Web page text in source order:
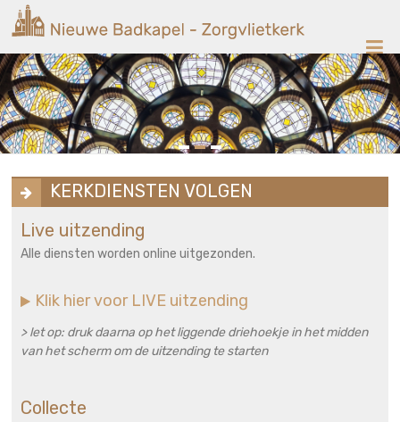
naar
inhoud
Nieuwe
Badkapel
Kerk
op
Scheveningen
KERKDIENSTEN VOLGEN
Live uitzending
Alle diensten worden online uitgezonden.
Klik hier voor LIVE uitzending
> let op: druk daarna op het liggende driehoekje in het midden
van het scherm om de uitzending te starten
Collecte